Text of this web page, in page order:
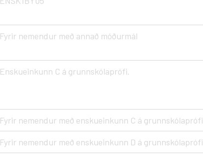
Fyrir nemendur með annað móðurmál
Enskueinkunn C á grunnskólaprófi.
Fyrir nemendur með enskueinkunn C á grunnskólaprófi
Fyrir nemendur með enskueinkunn D á grunnskólaprófi